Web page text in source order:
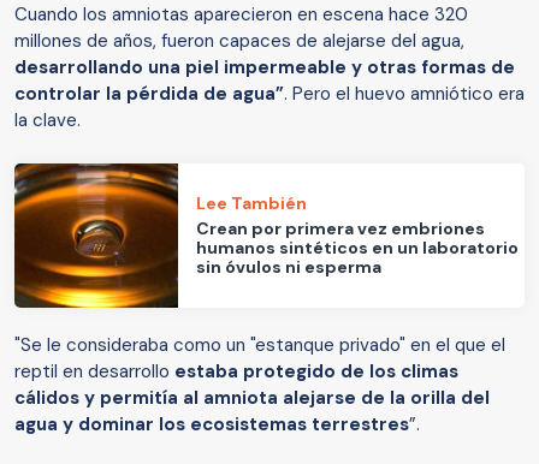
Cuando los amniotas aparecieron en escena hace 320
millones de años, fueron capaces de alejarse del agua,
desarrollando una piel impermeable y otras formas de
controlar la pérdida de agua”. Pero el huevo amniótico era
la clave.
Lee También
Crean por primera vez embriones
humanos sintéticos en un laboratorio
sin óvulos ni esperma
"Se le consideraba como un "estanque privado" en el que el
reptil en desarrollo estaba protegido de los climas
cálidos y permitía al amniota alejarse de la orilla del
agua y dominar los ecosistemas terrestres”.